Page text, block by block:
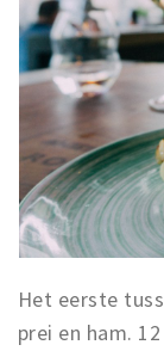
Het eerste
prei en ham.